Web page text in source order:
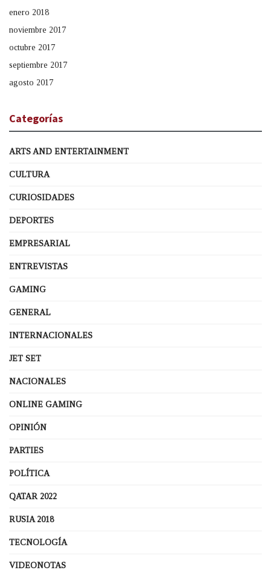
enero 2018
noviembre 2017
octubre 2017
septiembre 2017
agosto 2017
Categorías
ARTS AND ENTERTAINMENT
CULTURA
CURIOSIDADES
DEPORTES
EMPRESARIAL
ENTREVISTAS
GAMING
GENERAL
INTERNACIONALES
JET SET
NACIONALES
ONLINE GAMING
OPINIÓN
PARTIES
POLÍTICA
QATAR 2022
RUSIA 2018
TECNOLOGÍA
VIDEONOTAS